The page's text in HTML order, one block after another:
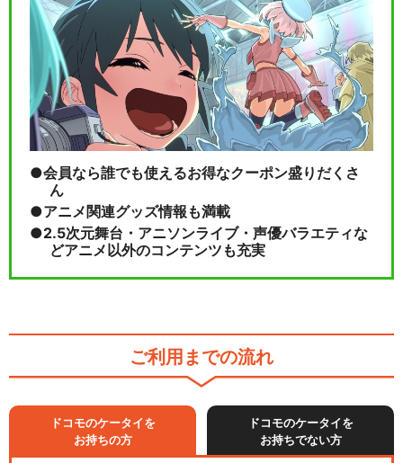
会員なら誰でも使えるお得なクーポン盛りだくさ
ん
アニメ関連グッズ情報も満載
2.5次元舞台・アニソンライブ・声優バラエティな
どアニメ以外のコンテンツも充実
ご利用までの流れ
ドコモのケータイを
お持ちの方
ドコモのケータイを
お持ちでない方